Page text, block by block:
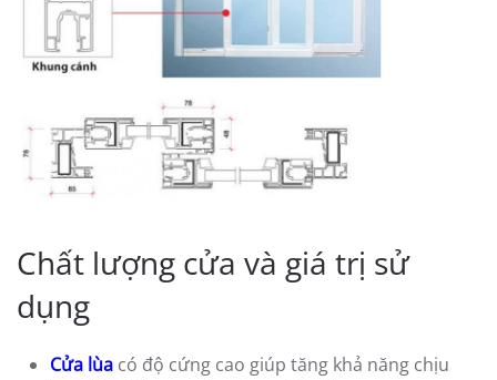
Chất lượng cửa và giá trị sử
dụng
Cửa lùa có độ cứng cao giúp tăng khả năng chịu